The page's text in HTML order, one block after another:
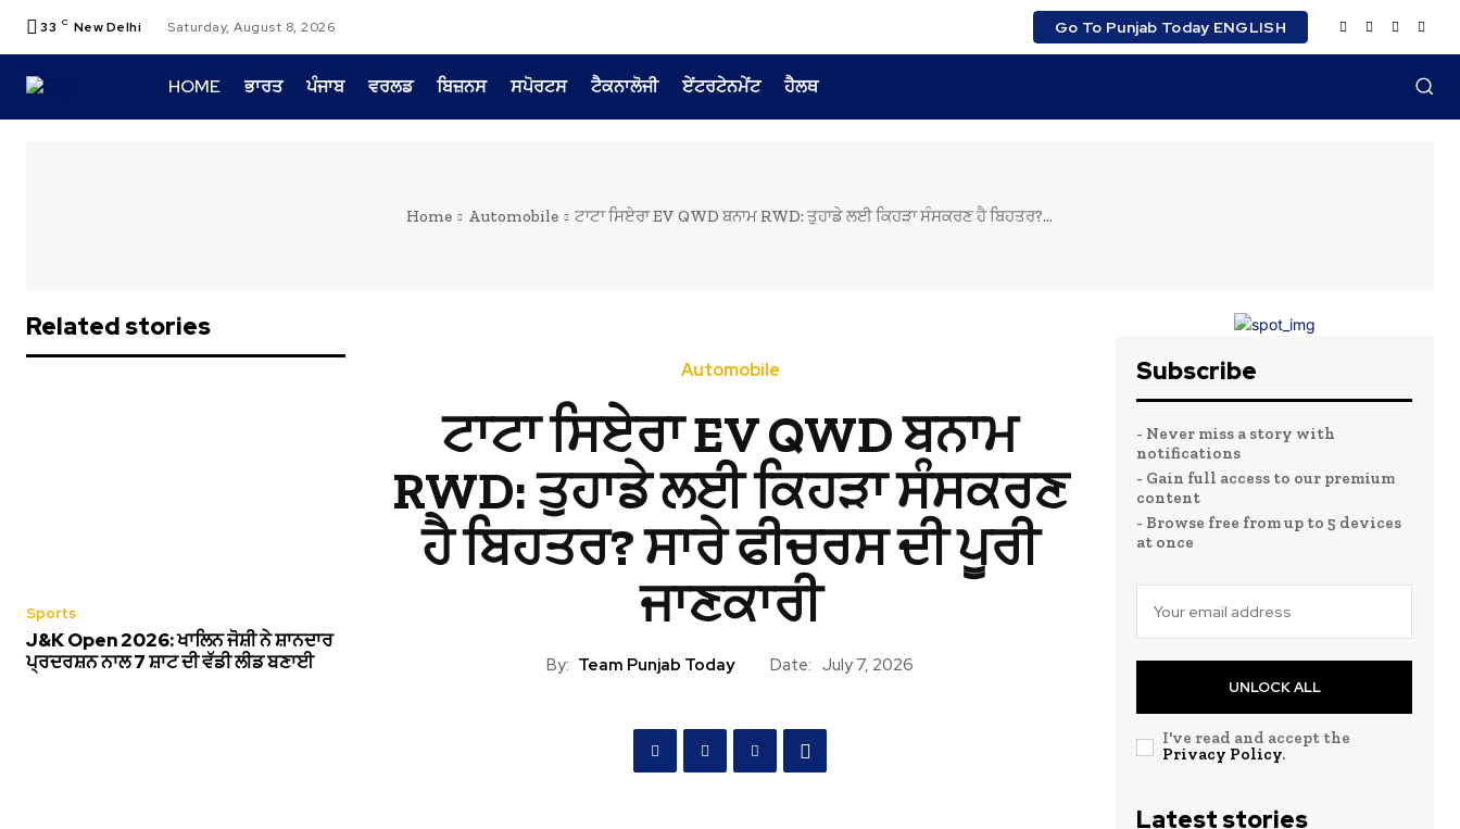
33 C New Delhi Saturday, August 8, 2026 Go To Punjab Today ENGLISH
HOME ਭਾਰਤ ਪੰਜਾਬ ਵਰਲਡ ਬਿਜ਼ਨਸ ਸਪੋਰਟਸ ਟੈਕਨਾਲੋਜੀ ਏਂਟਰਟੇਨਮੇਂਟ ਹੈਲਥ
Home Automobile ਟਾਟਾ ਸਿਏਰਾ EV QWD ਬਨਾਮ RWD: ਤੁਹਾਡੇ ਲਈ ਕਿਹੜਾ ਸੰਸਕਰਣ ਹੈ ਬਿਹਤਰ?...
Related stories
Sports
J&K Open 2026: ਖਾਲਿਨ ਜੋਸ਼ੀ ਨੇ ਸ਼ਾਨਦਾਰ
ਪ੍ਰਦਰਸ਼ਨ ਨਾਲ 7 ਸ਼ਾਟ ਦੀ ਵੱਡੀ ਲੀਡ ਬਣਾਈ
Automobile
ਟਾਟਾ ਸਿਏਰਾ EV QWD ਬਨਾਮ
RWD: ਤੁਹਾਡੇ ਲਈ ਕਿਹੜਾ ਸੰਸਕਰਣ
ਹੈ ਬਿਹਤਰ? ਸਾਰੇ ਫੀਚਰਸ ਦੀ ਪੂਰੀ
ਜਾਣਕਾਰੀ
By: Team Punjab Today Date: July 7, 2026
Subscribe
- Never miss a story with
notifications
- Gain full access to our premium
content
- Browse free from up to 5 devices
at once
UNLOCK ALL
I've read and accept the
Privacy Policy.
Latest stories